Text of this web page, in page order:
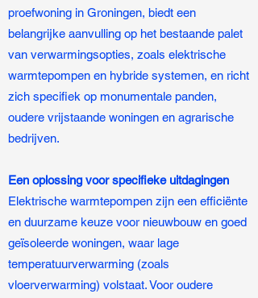
proefwoning in Groningen, biedt een
belangrijke aanvulling op het bestaande palet
van verwarmingsopties, zoals elektrische
warmtepompen en hybride systemen, en richt
zich specifiek op monumentale panden,
oudere vrijstaande woningen en agrarische
bedrijven.
Een oplossing voor specifieke uitdagingen
Elektrische warmtepompen zijn een efficiënte
en duurzame keuze voor nieuwbouw en goed
geïsoleerde woningen, waar lage
temperatuurverwarming (zoals
vloerverwarming) volstaat. Voor oudere